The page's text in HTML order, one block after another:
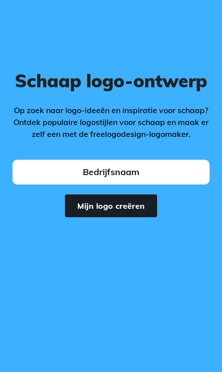
Schaap logo-ontwerp
Op zoek naar logo-ideeën en inspiratie voor schaap?
Ontdek populaire logostijlen voor schaap en maak er
zelf een met de freelogodesign-logomaker.
Mijn logo creëren